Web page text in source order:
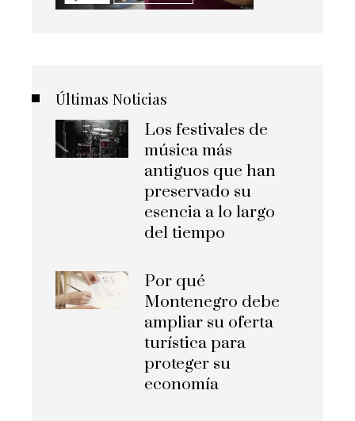
Últimas Noticias
Los festivales de
música más
antiguos que han
preservado su
esencia a lo largo
del tiempo
Por qué
Montenegro debe
ampliar su oferta
turística para
proteger su
economía